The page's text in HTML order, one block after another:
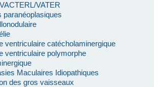
VATER
paranéoplasiques
ventriculaire catécholaminergique
ventriculaire polymorphe
Maculaires Idiopathiques
des gros vaisseaux